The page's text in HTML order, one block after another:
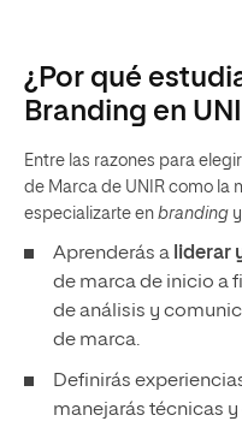
¿Por qué
Branding en
Entre las razones para
de Marca de UNIR como la
especializarte en branding
Aprenderás a liderar
de marca de inicio a
de análisis y
de marca.
Definirás
manejarás técnicas